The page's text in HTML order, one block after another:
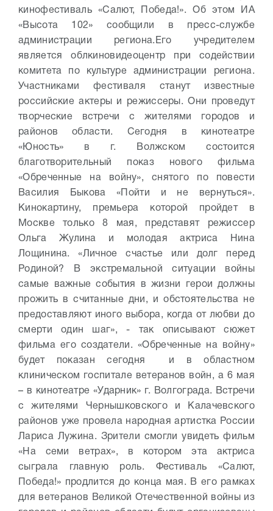
кинофестиваль «Салют, Победа!». Об этом ИА
«Высота 102» сообщили в пресс-службе
администрации региона. Его учредителем
является облкиновидеоцентр при содействии
комитета по культуре администрации региона.
Участниками фестиваля станут известные
российские актеры и режиссеры. Они проведут
творческие встречи с жителями городов и
районов области. Сегодня в кинотеатре
«Юность» в г. Волжском состоится
благотворительный показ нового фильма
«Обреченные на войну», снятого по повести
Василия Быкова «Пойти и не вернуться».
Кинокартину, премьера которой пройдет в
Москве только 8 мая, представят режиссер
Ольга Жулина и молодая актриса Нина
Лощинина. «Личное счастье или долг перед
Родиной? В экстремальной ситуации войны
самые важные события в жизни герои должны
прожить в считанные дни, и обстоятельства не
предоставляют иного выбора, когда от любви до
смерти один шаг», - так описывают сюжет
фильма его создатели. «Обреченные на войну»
будет показан сегодня и в областном
клиническом госпитале ветеранов войн, а 6 мая
– в кинотеатре «Ударник» г. Волгограда.
Встречи
с жителями Чернышковского и Калачевского
районов уже провела народная артистка России
Лариса Лужина. Зрители смогли увидеть фильм
«На семи ветрах», в котором эта актриса
сыграла главную роль. Фестиваль «Салют,
Победа!» продлится до конца мая. В его рамках
для ветеранов Великой Отечественной войны из